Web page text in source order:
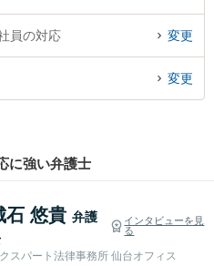
員の対応 変更
変更
に強い弁護士
石 悠貴 弁護
インタビューを見
る
スパート法律事務所 仙台オフィス